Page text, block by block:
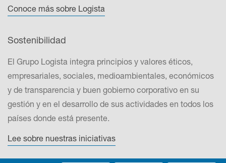
Conoce más sobre Logista
Sostenibilidad
El Grupo Logista integra principios y valores éticos,
empresariales, sociales, medioambientales, económicos
y de transparencia y buen gobierno corporativo en su
gestión y en el desarrollo de sus actividades en todos los
países donde está presente.
Lee sobre nuestras iniciativas